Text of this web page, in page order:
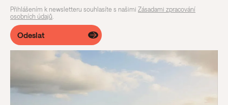
Přihlášením k newsletteru souhlasíte s našimi Zásadami zpracování
osobních údajů
Odeslat